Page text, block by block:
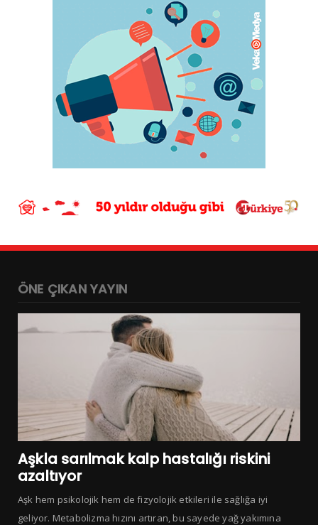
ÖNE ÇIKAN YAYIN
Aşkla sarılmak kalp hastalığı riskini
azaltıyor
Aşk hem psikolojik hem de fizyolojik etkileri ile sağlığa iyi
geliyor. Metabolizma hızını artıran, bu sayede yağ yakımına